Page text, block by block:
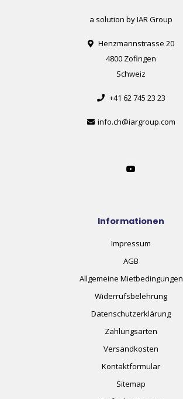
a solution by IAR Group
Henzmannstrasse 20
4800 Zofingen
Schweiz
+41 62 745 23 23
info.ch@iargroup.com
Informationen
Impressum
AGB
Allgemeine Mietbedingungen
Widerrufsbelehrung
Datenschutzerklärung
Zahlungsarten
Versandkosten
Kontaktformular
Sitemap